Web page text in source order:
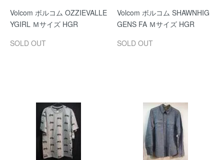
Volcom ボルコム OZZIEVALLE
YGIRL Ｍサイズ HGR
SOLD OUT
Volcom ボルコム SHAWNHIG
GENS FA Ｍサイズ HGR
SOLD OUT